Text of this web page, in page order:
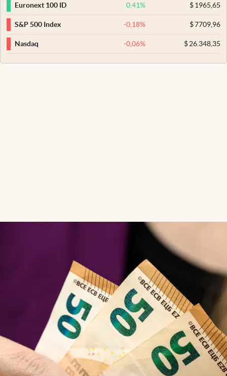
Euronext 100 ID 0,41% $1965,65
S&P 500 Index -0,18% $7709,96
Nasdaq -0,06% $26.348,35